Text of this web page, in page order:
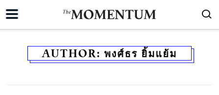
AUTHOR: พงศ์ธร ยิ้มแย้ม